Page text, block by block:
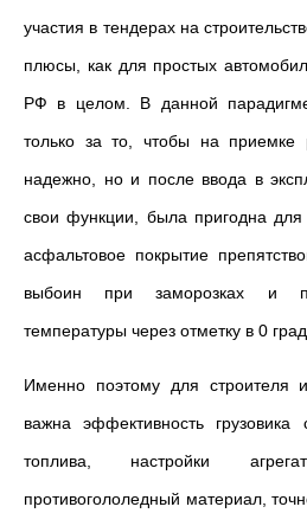
участия в тендерах на
плюсы, как для простых
РФ в целом. В данной парадигме
только за то, чтобы на приемке
надежно, но и после ввода в
свои функции, была пригодна для
асфальтовое покрытие
выбоин при заморозках и
температуры через отметку в 0
Именно поэтому для строителя
важна эффективность
топлива, настройки
противогололедный материал,